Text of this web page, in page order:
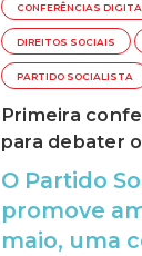
CONFERÊNCIAS
DIREITOS SOCIAIS
PARTIDO SOCIALISTA
Primeira
para debater
O Partido
promove
maio, uma